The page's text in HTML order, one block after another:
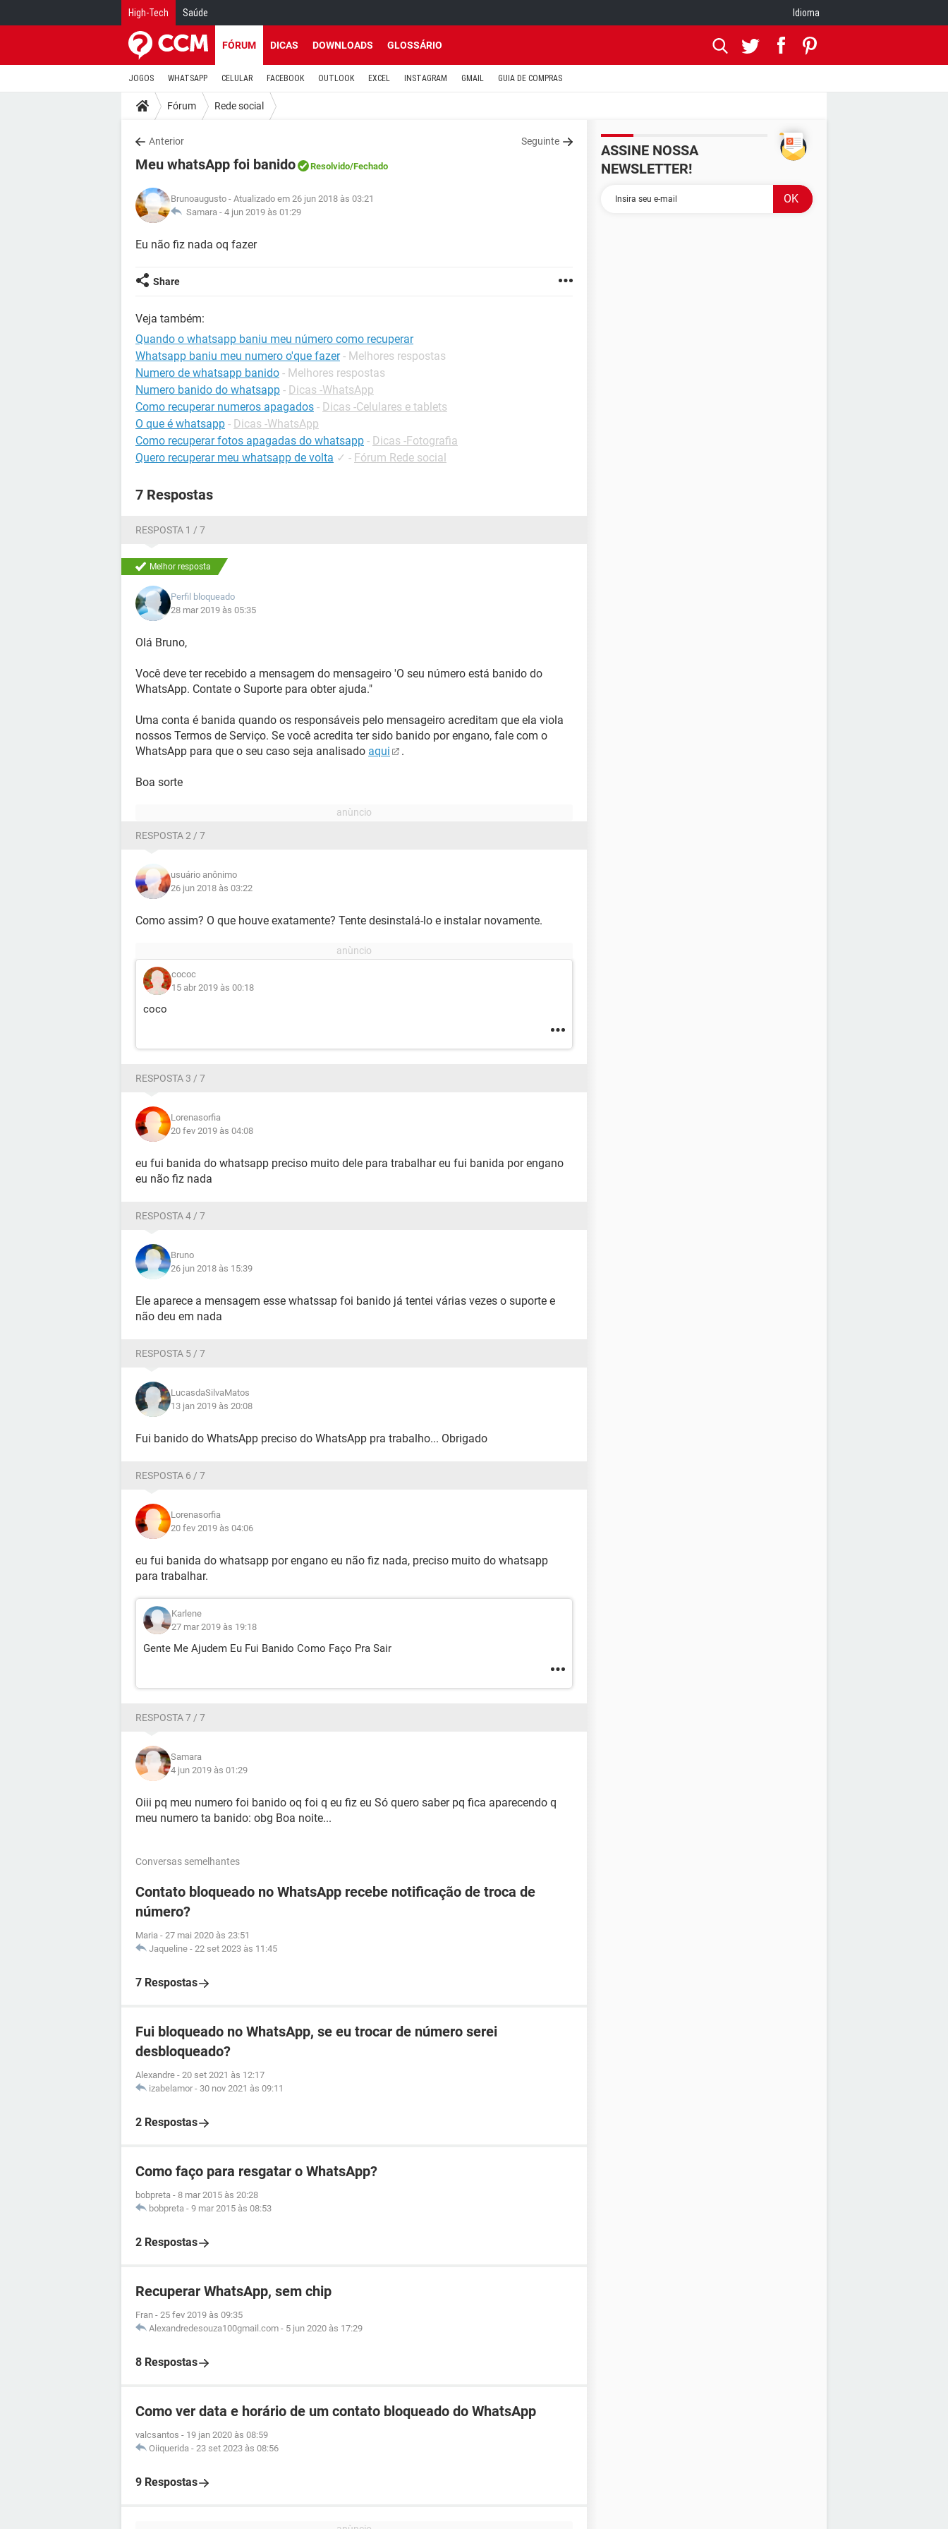
High-Tech Saúde Idioma
FÓRUM DICAS DOWNLOADS GLOSSÁRIO
JOGOS WHATSAPP CELULAR FACEBOOK OUTLOOK EXCEL INSTAGRAM GMAIL GUIA DE COMPRAS
Fórum Rede social
Anterior Seguinte
Meu whatsApp foi banido Resolvido/Fechado
Brunoaugusto - Atualizado em 26 jun 2018 às 03:21
Samara - 4 jun 2019 às 01:29
Eu não fiz nada oq fazer
Share
Veja também:
Quando o whatsapp baniu meu número como recuperar
Whatsapp baniu meu numero o'que fazer - Melhores respostas
Numero de whatsapp banido - Melhores respostas
Numero banido do whatsapp - Dicas -WhatsApp
Como recuperar numeros apagados - Dicas -Celulares e tablets
O que é whatsapp - Dicas -WhatsApp
Como recuperar fotos apagadas do whatsapp - Dicas -Fotografia
Quero recuperar meu whatsapp de volta ✓ - Fórum Rede social
7 Respostas
RESPOSTA 1 / 7
Melhor resposta
Perfil bloqueado
28 mar 2019 às 05:35
Olá Bruno,
Você deve ter recebido a mensagem do mensageiro 'O seu número está banido do
WhatsApp. Contate o Suporte para obter ajuda."
Uma conta é banida quando os responsáveis pelo mensageiro acreditam que ela viola
nossos Termos de Serviço. Se você acredita ter sido banido por engano, fale com o
WhatsApp para que o seu caso seja analisado aqui .
Boa sorte
RESPOSTA 2 / 7
usuário anônimo
26 jun 2018 às 03:22
Como assim? O que houve exatamente? Tente desinstalá-lo e instalar novamente.
cococ
15 abr 2019 às 00:18
coco
RESPOSTA 3 / 7
Lorenasorfia
20 fev 2019 às 04:08
eu fui banida do whatsapp preciso muito dele para trabalhar eu fui banida por engano
eu não fiz nada
RESPOSTA 4 / 7
Bruno
26 jun 2018 às 15:39
Ele aparece a mensagem esse whatssap foi banido já tentei várias vezes o suporte e
não deu em nada
RESPOSTA 5 / 7
LucasdaSilvaMatos
13 jan 2019 às 20:08
Fui banido do WhatsApp preciso do WhatsApp pra trabalho... Obrigado
RESPOSTA 6 / 7
Lorenasorfia
20 fev 2019 às 04:06
eu fui banida do whatsapp por engano eu não fiz nada, preciso muito do whatsapp
para trabalhar.
Karlene
27 mar 2019 às 19:18
Gente Me Ajudem Eu Fui Banido Como Faço Pra Sair
RESPOSTA 7 / 7
Samara
4 jun 2019 às 01:29
Oiii pq meu numero foi banido oq foi q eu fiz eu Só quero saber pq fica aparecendo q
meu numero ta banido: obg Boa noite...
Conversas semelhantes
Contato bloqueado no WhatsApp recebe notificação de troca de
número?
Maria - 27 mai 2020 às 23:51
Jaqueline - 22 set 2023 às 11:45
7 Respostas
Fui bloqueado no WhatsApp, se eu trocar de número serei
desbloqueado?
Alexandre - 20 set 2021 às 12:17
izabelamor - 30 nov 2021 às 09:11
2 Respostas
Como faço para resgatar o WhatsApp?
bobpreta - 8 mar 2015 às 20:28
bobpreta - 9 mar 2015 às 08:53
2 Respostas
Recuperar WhatsApp, sem chip
Fran - 25 fev 2019 às 09:35
Alexandredesouza100gmail.com - 5 jun 2020 às 17:29
8 Respostas
Como ver data e horário de um contato bloqueado do WhatsApp
valcsantos - 19 jan 2020 às 08:59
Oiiquerida - 23 set 2023 às 08:56
9 Respostas
ASSINE NOSSA
NEWSLETTER!